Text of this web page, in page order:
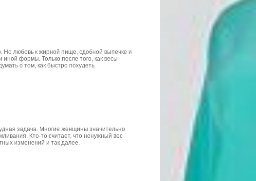
Но любовь к жирной пище, сдобной выпечке и
формы. Только после того, как весы
о том, как быстро похудеть.
задача. Многие женщины значительно
Кто-то считает, что ненужный вес
изменений и так далее.